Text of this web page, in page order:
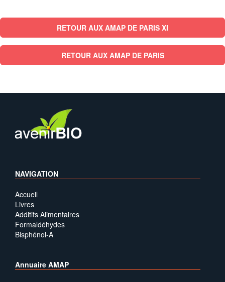
RETOUR AUX AMAP DE PARIS XI
RETOUR AUX AMAP DE PARIS
NAVIGATION
Accueil
Livres
Additifs Alimentaires
Formaldéhydes
Bisphénol-A
Annuaire AMAP